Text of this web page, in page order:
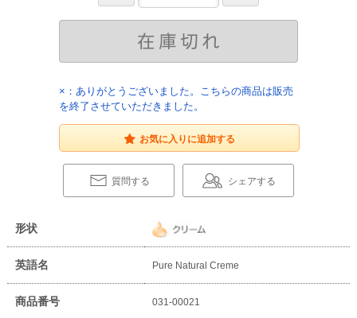
×：ありがとうございました。こちらの商品は販売
を終了させていただきました。
お気に入りに追加する
質問する シェアする
形状
英語名 Pure Natural Creme
商品番号 031-00021